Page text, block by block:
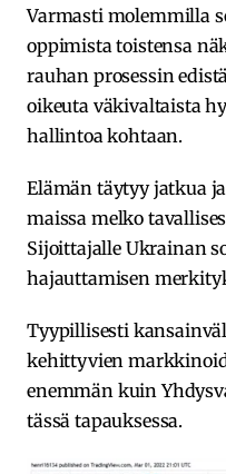
Varmasti molemmilla
oppimista toistensa
rauhan prosessin
oikeuta väkivaltaista
hallintoa kohtaan.
Elämän täytyy jatkua
maissa melko
Sijoittajalle Ukrainan
hajauttamisen
Tyypillisesti
kehittyvien
enemmän kuin
tässä tapauksessa.